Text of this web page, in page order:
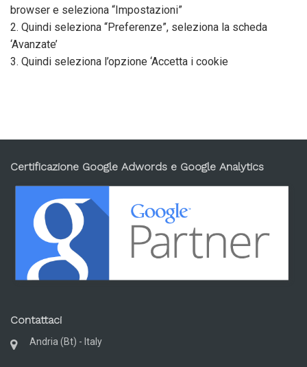
browser e seleziona “Impostazioni”
2. Quindi seleziona “Preferenze”, seleziona la scheda
‘Avanzate’
3. Quindi seleziona l’opzione ‘Accetta i cookie
Certificazione Google Adwords e Google Analytics
Contattaci
Andria (Bt) - Italy